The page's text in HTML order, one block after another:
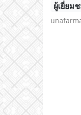
ผู้เยี่ยม